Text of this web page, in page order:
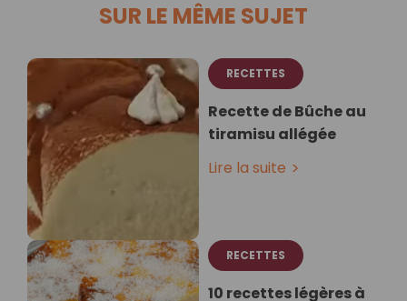
SUR LE MÊME SUJET
RECETTES
Recette de Bûche au
tiramisu allégée
Lire la suite
RECETTES
10 recettes légères à